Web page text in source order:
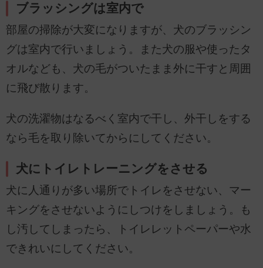
ブラッシングは室内で
部屋の掃除が大変になりますが、犬のブラッシン
グは室内で行いましょう。また犬の服や使ったタ
オルなども、犬の毛がついたまま外に干すと周囲
に飛び散ります。
犬の洗濯物はなるべく室内で干し、外干しをする
なら毛を取り除いてからにしてください。
犬にトイレトレーニングをさせる
犬に人通りが多い場所でトイレをさせない、マー
キングをさせないようにしつけをしましょう。も
し汚してしまったら、トイレレットペーパーや水
できれいにしてください。